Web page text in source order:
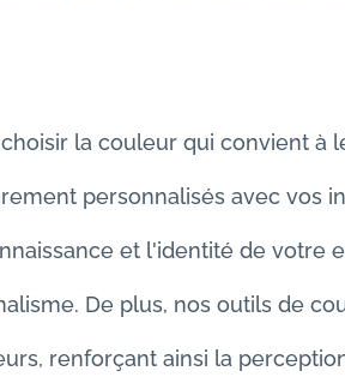
la couleur qui convient à
personnalisés avec vos
et l'identité de votre
De plus, nos outils de
renforçant ainsi la